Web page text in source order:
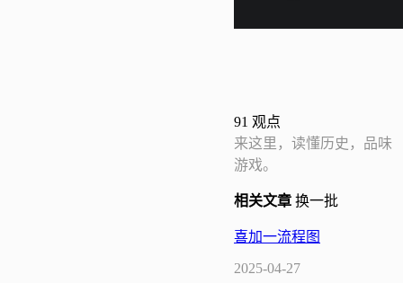
91 观点
来这里，读懂历史，品味
游戏。
相关文章 换一批
喜加一流程图
2025-04-27